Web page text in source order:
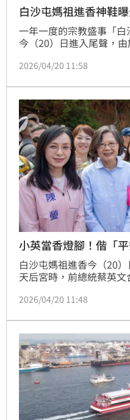
白沙屯媽祖進香神鞋
一年一度的宗教盛事「
今（20）日進入尾聲，
他們都穿什麼鞋子在行走
2026/04/20 11:58
小英當香燈腳！偕「
白沙屯媽祖進香今（20
天后宮時，前總統蔡英
安、民進黨台東縣長參選
大喊，「小英我愛妳」。
2026/04/20 11:48